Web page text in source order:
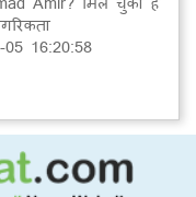
05 16:20:58